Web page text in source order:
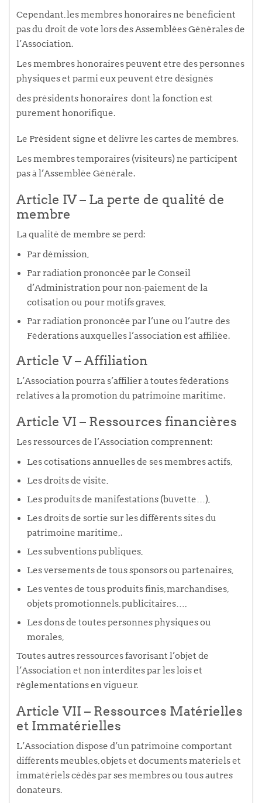
Cependant, les membres honoraires ne bénéficient
pas du droit de vote lors des Assemblées Générales de
l’Association.
Les membres honoraires peuvent être des personnes
physiques et parmi eux peuvent être désignés
des présidents honoraires dont la fonction est
purement honorifique.
Le Président signe et délivre les cartes de membres.
Les membres temporaires (visiteurs) ne participent
pas à l’Assemblée Générale.
Article IV – La perte de qualité de
membre
La qualité de membre se perd:
Par démission,
Par radiation prononcée par le Conseil
d’Administration pour non-paiement de la
cotisation ou pour motifs graves,
Par radiation prononcée par l’une ou l’autre des
Fédérations auxquelles l’association est affiliée.
Article V – Affiliation
L’Association pourra s’affilier à toutes fédérations
relatives à la promotion du patrimoine maritime.
Article VI – Ressources financières
Les ressources de l’Association comprennent:
Les cotisations annuelles de ses membres actifs,
Les droits de visite,
Les produits de manifestations (buvette…),
Les droits de sortie sur les différents sites du
patrimoine maritime,.
Les subventions publiques,
Les versements de tous sponsors ou partenaires,
Les ventes de tous produits finis, marchandises,
objets promotionnels, publicitaires…,
Les dons de toutes personnes physiques ou
morales,
Toutes autres ressources favorisant l’objet de
l’Association et non interdites par les lois et
réglementations en vigueur.
Article VII – Ressources Matérielles
et Immatérielles
L’Association dispose d’un patrimoine comportant
différents meubles, objets et documents matériels et
immatériels cédés par ses membres ou tous autres
donateurs.